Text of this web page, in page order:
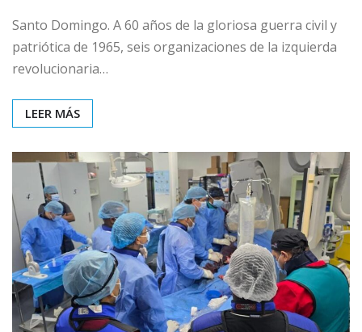
Santo Domingo. A 60 años de la gloriosa guerra civil y
patriótica de 1965, seis organizaciones de la izquierda
revolucionaria…
LEER MÁS